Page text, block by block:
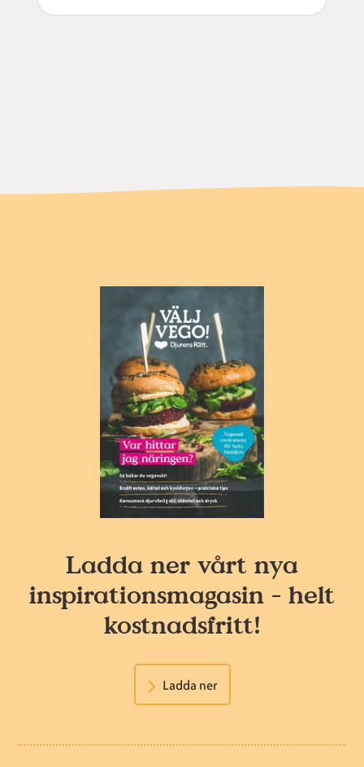
Ladda ner vårt nya
inspirationsmagasin - helt
kostnadsfritt!
Ladda ner